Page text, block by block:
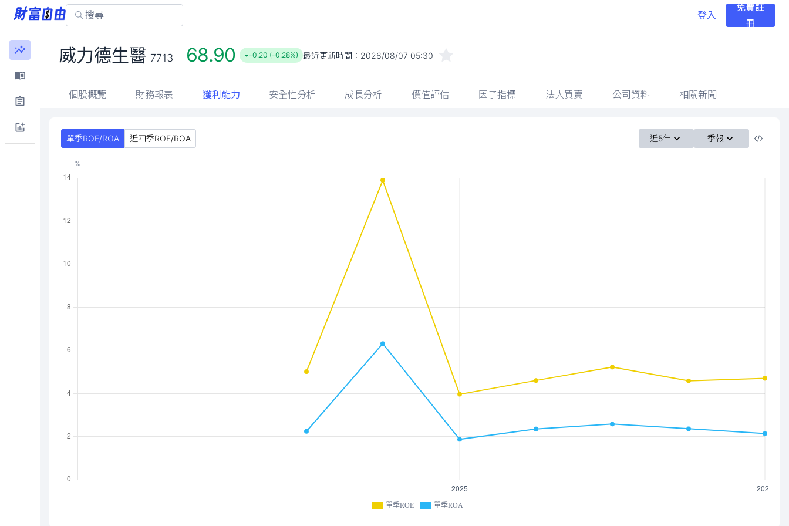
登入
免費註
冊
威力德生醫 7713 68.90 -0.20 (-0.28%) 最近更新時間： 2026/08/07 05:30
個股概覽 財務報表 獲利能力 安全性分析 成長分析 價值評估 因子指標 法人買賣 公司資料 相關新聞
單季ROE/ROA 近四季ROE/ROA 近5年 季報
單季ROE 單季ROA